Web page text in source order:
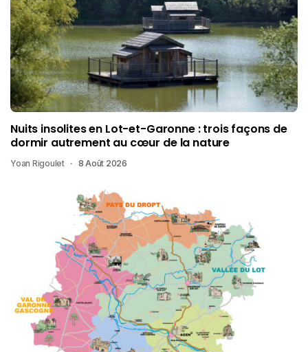
Nuits insolites en Lot-et-Garonne : trois façons de
dormir autrement au cœur de la nature
Yoan Rigoulet 8 Août 2026